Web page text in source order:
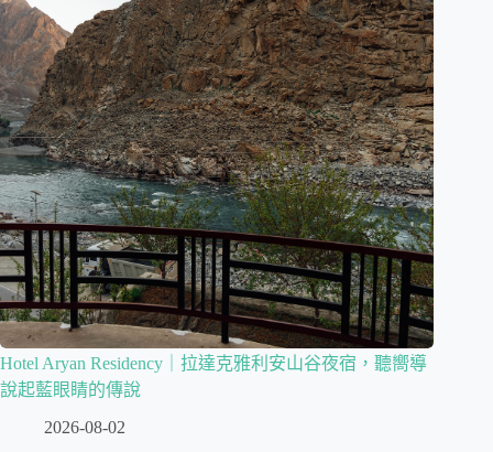
Hotel Aryan Residency｜拉達克雅利安山谷夜宿，聽嚮導
說起藍眼睛的傳說
2026-08-02